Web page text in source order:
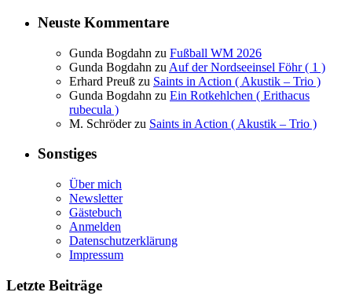
Neuste Kommentare
Gunda Bogdahn zu Fußball WM 2026
Gunda Bogdahn zu Auf der Nordseeinsel Föhr ( 1 )
Erhard Preuß zu Saints in Action ( Akustik – Trio )
Gunda Bogdahn zu Ein Rotkehlchen ( Erithacus
rubecula )
M. Schröderzu Saints in Action ( Akustik – Trio )
Sonstiges
Über mich
Newsletter
Gästebuch
Anmelden
Datenschutzerklärung
Impressum
Letzte Beiträge